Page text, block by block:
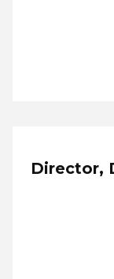
Director,